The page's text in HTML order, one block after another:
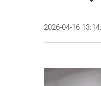
2026-04-16